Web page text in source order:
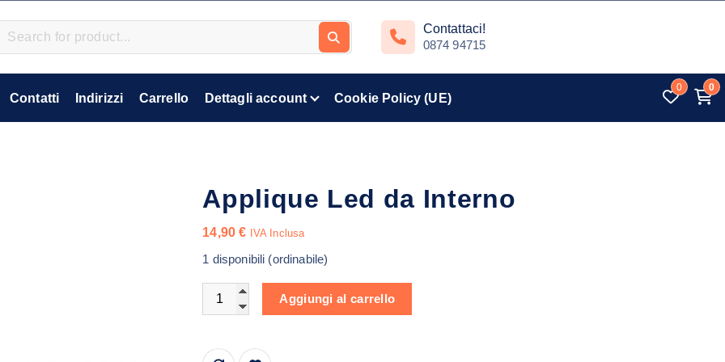
Contattaci!
0874 94715
Contatti Indirizzi Carrello Dettagli account Cookie Policy (UE)
0 0
Applique Led da Interno
14,90€ IVA Inclusa
1 disponibili (ordinabile)
Applique Led da Interno quantità
Aggiungi al carrello